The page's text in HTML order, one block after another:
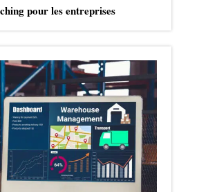
pour les entreprises